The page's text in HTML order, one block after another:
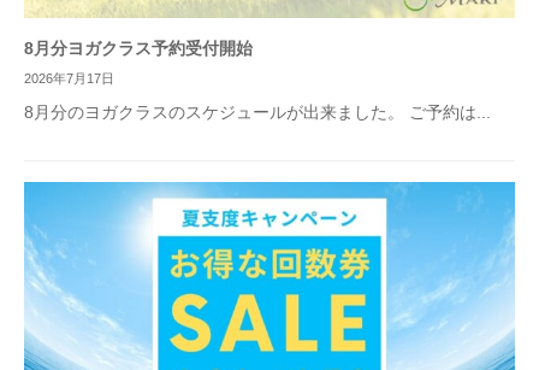
8月分ヨガクラス予約受付開始
2026年7月17日
8月分のヨガクラスのスケジュールが出来ました。 ご予約は...